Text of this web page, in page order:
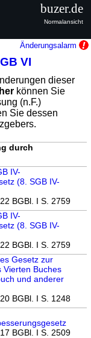
Änderungsalarm
VI
dieser
können Sie
(n.F.)
Sie dessen
durch
IV-
(8. SGB IV-
BGBl. I S. 2759
IV-
(8. SGB IV-
BGBl. I S. 2759
Gesetz zur
Vierten Buches
und anderer
BGBl. I S. 1248
BGBl. I S. 2509
buzer.de
Normalansicht